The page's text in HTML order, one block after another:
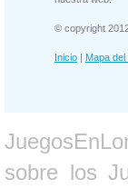
© copyright
Inicio | Mapa del
sobre los